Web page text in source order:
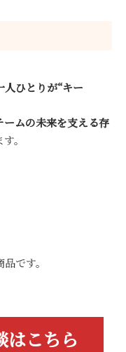
人ひとりが“キー
ームの未来を支える存
。
です。
はこちら